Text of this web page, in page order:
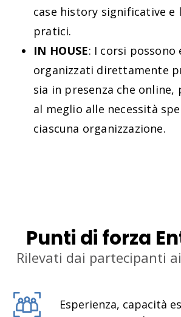
case history significative
pratici.
IN HOUSE: I corsi possono
organizzati direttamente
sia in presenza che online,
al meglio alle necessità
ciascuna organizzazione.
Punti di forza
Rilevati dai partecipanti
Esperienza, capacità